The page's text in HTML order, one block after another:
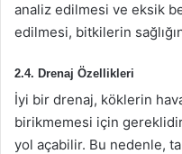
analiz edilmesi ve eksik
edilmesi, bitkilerin
2.4. Drenaj Özellikleri
İyi bir drenaj, köklerin
birikmemesi için
yol açabilir. Bu nedenle,